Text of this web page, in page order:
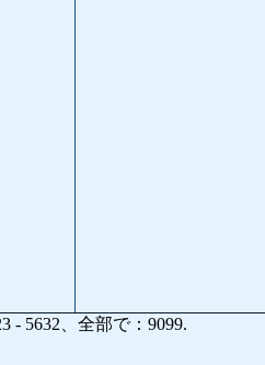
- 5632、全部で：9099.